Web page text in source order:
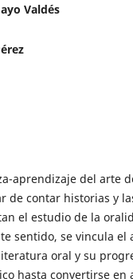
Valdés
aprendizaje del arte
de contar historias y
el estudio de la
sentido, se vincula el
oral y su
hasta convertirse en